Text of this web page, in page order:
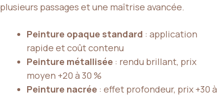
plusieurs passages et une maîtrise avancée.
Peinture opaque standard : application
rapide et coût contenu
Peinture métallisée : rendu brillant, prix
moyen +20 à 30 %
Peinture nacrée : effet profondeur, prix +30 à